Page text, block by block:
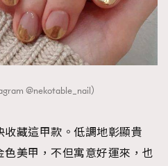
@nekotable_nail）
藏這甲款。低調地彰顯貴
美甲，不但寓意好運來，也